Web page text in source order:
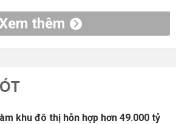
thêm
khu đô thị hỗn hợp hơn 49.000 tỷ